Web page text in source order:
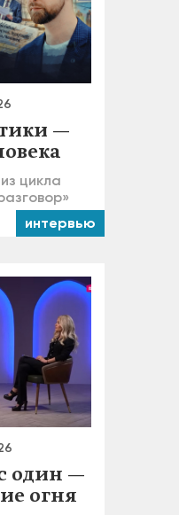
—
цикла
интервью
один —
огня